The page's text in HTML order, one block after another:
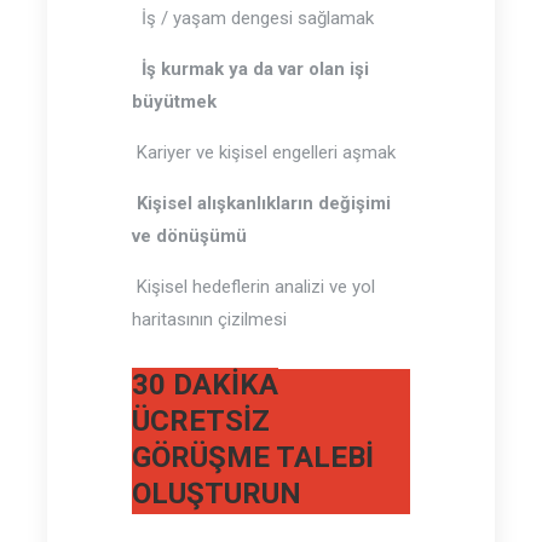
İş / yaşam dengesi sağlamak
İş kurmak ya da var olan işi
büyütmek
Kariyer ve kişisel engelleri aşmak
Kişisel alışkanlıkların değişimi
ve dönüşümü
Kişisel hedeflerin analizi ve yol
haritasının çizilmesi
30 DAKİKA
ÜCRETSİZ
GÖRÜŞME TALEBİ
OLUŞTURUN